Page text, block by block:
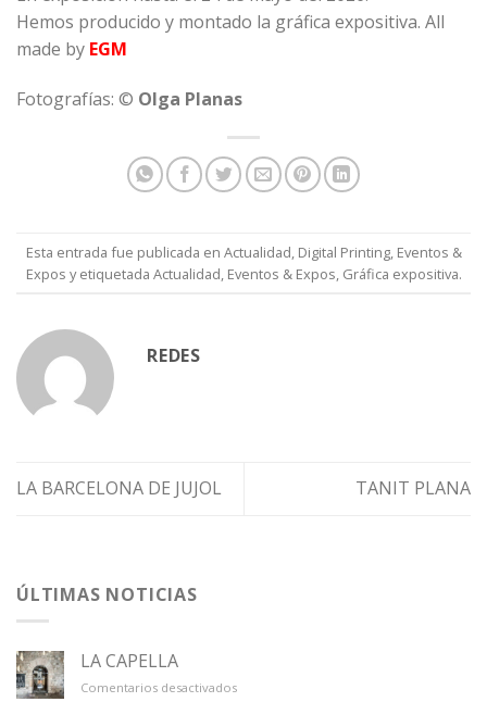
Hemos producido y montado la gráfica expositiva. All
made by EGM
Fotografías: © Olga Planas
Esta entrada fue publicada en Actualidad, Digital Printing, Eventos &
Expos y etiquetada Actualidad, Eventos & Expos, Gráfica expositiva.
REDES
LA BARCELONA DE JUJOL TANIT PLANA
ÚLTIMAS NOTICIAS
LA CAPELLA
Comentarios desactivadosen